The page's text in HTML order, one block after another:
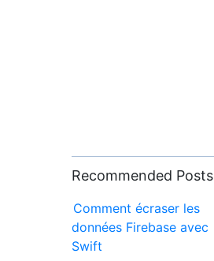
Recommended Posts
Comment écraser les
données Firebase avec
Swift